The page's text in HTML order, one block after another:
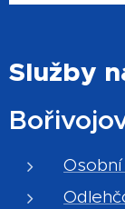
Služby